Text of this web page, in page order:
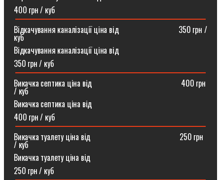
400 грн / куб
Відкачування каналізації ціна від ⠀⠀⠀⠀⠀⠀⠀⠀⠀⠀350 грн /
куб
Відкачування каналізації ціна від
350 грн / куб
Викачка септика ціна від ⠀⠀⠀⠀⠀⠀⠀⠀⠀⠀⠀⠀⠀⠀⠀400 грн
/ куб
Викачка септика ціна від
400 грн / куб
Викачка туалету ціна від ⠀⠀⠀⠀⠀⠀⠀⠀⠀⠀⠀⠀⠀⠀⠀250 грн
/ куб⠀
Викачка туалету ціна від
250 грн / куб